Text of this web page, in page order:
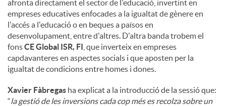
afronta directament el sector de l'educació, invertint en
empreses educatives enfocades a la igualtat de gènere en
l'accés a l'educació o en beques a països en
desenvolupament, entre d'altres. D'altra banda trobem el
fonsCE Global ISR, FI , que inverteix en empreses
capdavanteres en aspectes socials i que aposten per la
igualtat de condicions entre homes i dones.
Xavier Fàbregas ha explicat a la introducció de la sessió que:
“la gestió de les inversions cada cop més es recolza sobre un